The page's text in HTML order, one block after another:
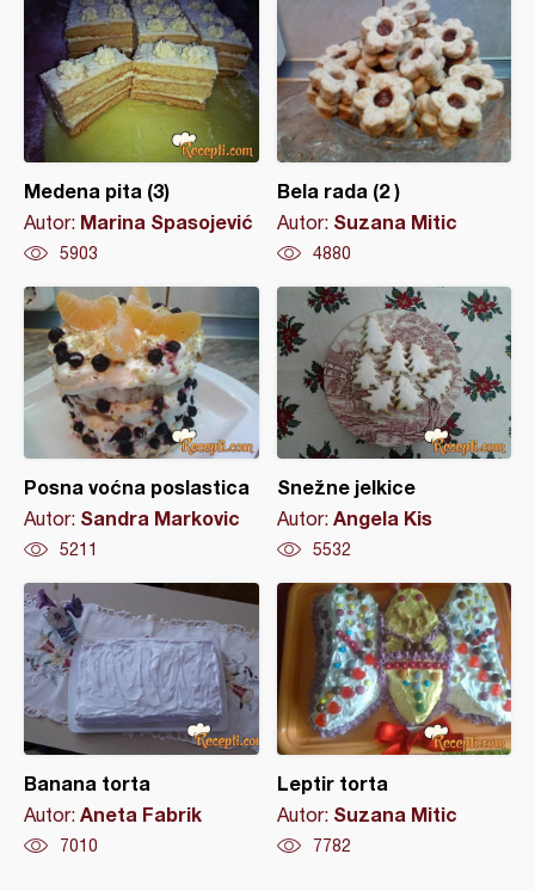
Medena pita (3)
Autor: Marina Spasojević
5903
Bela rada (2 )
Autor: Suzana Mitic
4880
Posna voćna poslastica
Autor: Sandra Markovic
5211
Snežne jelkice
Autor: Angela Kis
5532
Banana torta
Autor: Aneta Fabrik
7010
Leptir torta
Autor: Suzana Mitic
7782